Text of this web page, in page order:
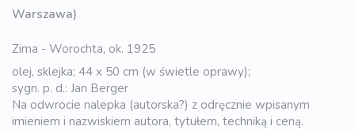
Warszawa)
Zima - Worochta, ok. 1925
olej, sklejka; 44 x 50 cm (w świetle oprawy);
sygn. p. d.: Jan Berger
Na odwrocie nalepka (autorska?) z odręcznie wpisanym
imieniem i nazwiskiem autora, tytułem, techniką i ceną.